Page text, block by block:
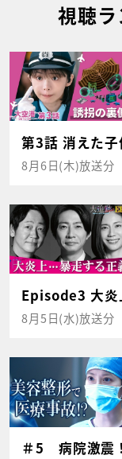
視聴
第3話 消えた子
8月6日(木)放送分
Episode3 大
8月5日(水)放送分
＃5 病院激震